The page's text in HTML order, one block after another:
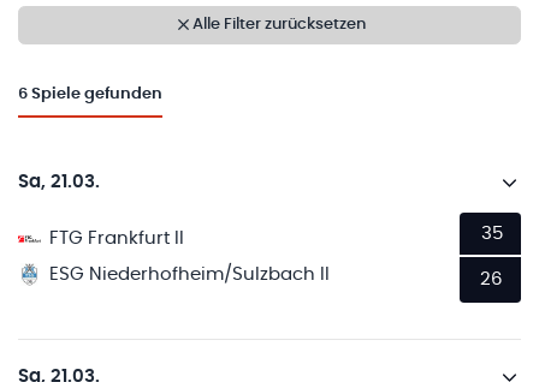
Alle Filter zurücksetzen
6 Spiele gefunden
Sa, 21.03.
FTG Frankfurt II
ESG Niederhofheim/Sulzbach II
35
26
Sa, 21.03.